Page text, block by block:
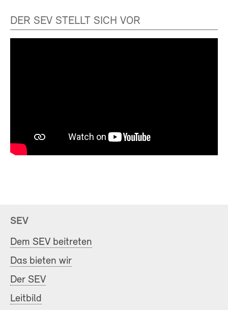
DER SEV STELLT SICH VOR
SEV
Dem SEV beitreten
Das bieten wir
Der SEV
Leitbild